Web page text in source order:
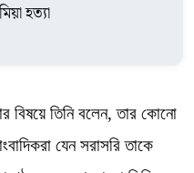
হত্যা
বিষয়ে তিনি বলেন, তার কোনো
যেন সরাসরি তাকে